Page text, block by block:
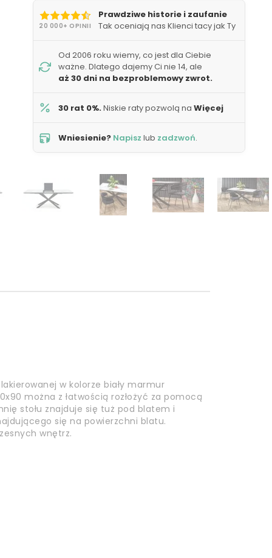
20 000+ OPINII
Prawdziwe historie i zaufanie
Tak oceniają nas Klienci tacy jak Ty
Od 2006 roku wiemy, co jest dla Ciebie
ważne. Dlatego dajemy Ci nie 14, ale
aż 30 dni na bezproblemowy zwrot.
30 rat 0%.Niskie raty pozwolą na Więcej
Wniesienie? Napisz lub zadzwoń.
w kolorze biały marmur
można z łatwością rozłożyć za pomocą
stołu znajduje się tuż pod blatem i
się na powierzchni blatu.
wnętrz.